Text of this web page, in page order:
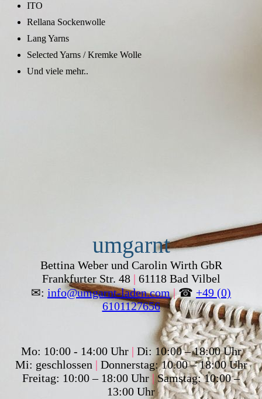
ITO
Rellana Sockenwolle
Lang Yarns
Selected Yarns / Kremke Wolle
Und viele mehr..
umgarnt
Bettina Weber und Carolin Wirth GbR
Frankfurter Str. 48 | 61118 Bad Vilbel
✉: info@umgarnt-laden.com |☎ +49 (0)
6101127656
Mo: 10:00 - 14:00 Uhr | Di: 10:00 – 18:00 Uhr
Mi: geschlossen | Donnerstag: 10.00 – 18:00 Uhr
Freitag: 10:00 – 18:00 Uhr | Samstag: 10:00 –
13:00 Uhr